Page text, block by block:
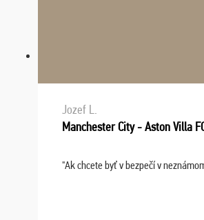
Jozef L.
Manchester City - Aston Villa
"Ak chcete byť v bezpečí v